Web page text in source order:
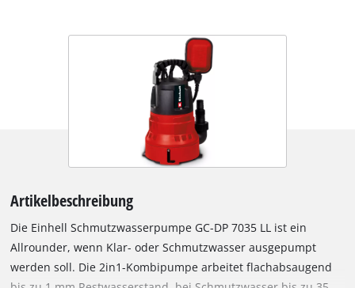
Artikelbeschreibung
Die Einhell Schmutzwasserpumpe GC-DP 7035 LL ist ein
Allrounder, wenn Klar- oder Schmutzwasser ausgepumpt
werden soll. Die 2in1-Kombipumpe arbeitet flachabsaugend